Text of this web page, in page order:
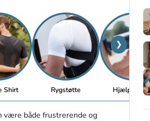
❯
Shirt Rygstøtte
være både frustrerende og